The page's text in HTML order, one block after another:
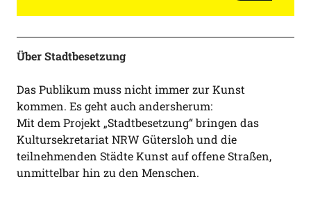
Über Stadtbesetzung
Das Publikum muss nicht immer zur Kunst
kommen. Es geht auch andersherum:
Mit dem Projekt „Stadtbesetzung“ bringen das
Kultursekretariat NRW Gütersloh und die
teilnehmenden Städte Kunst auf offene Straßen,
unmittelbar hin zu den Menschen.